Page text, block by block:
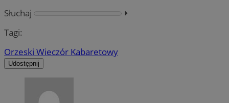
Słuchaj
⏵︎
Tagi:
Orzeski Wieczór Kabaretowy
Udostępnij